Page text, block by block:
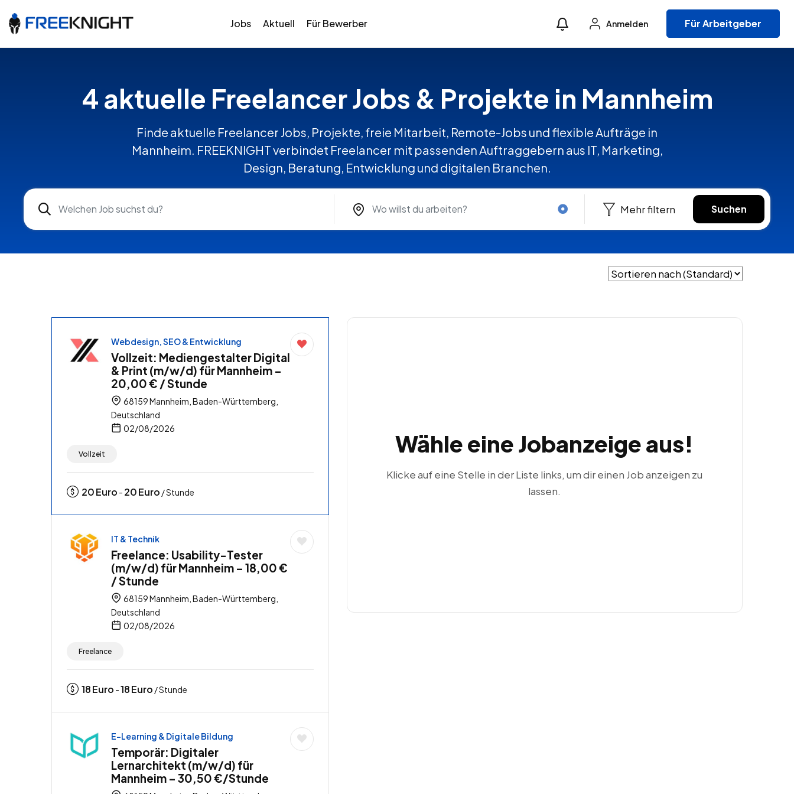
Jobs Aktuell Für Bewerber Anmelden Für Arbeitgeber
4 aktuelle Freelancer Jobs & Projekte in Mannheim
Finde aktuelle Freelancer Jobs, Projekte, freie Mitarbeit, Remote-Jobs und flexible Aufträge in
Mannheim. FREEKNIGHT verbindet Freelancer mit passenden Auftraggebern aus IT, Marketing,
Design, Beratung, Entwicklung und digitalen Branchen.
Mehr filtern Suchen
Webdesign, SEO & Entwicklung
Vollzeit: Mediengestalter Digital
& Print (m/w/d) für Mannheim –
20,00 € / Stunde
68159 Mannheim, Baden-Württemberg,
Deutschland
02/08/2026
Vollzeit
20Euro - 20Euro / Stunde
IT & Technik
Freelance: Usability-Tester
(m/w/d) für Mannheim – 18,00 €
/ Stunde
68159 Mannheim, Baden-Württemberg,
Deutschland
02/08/2026
Freelance
18Euro -18Euro / Stunde
E-Learning & Digitale Bildung
Temporär: Digitaler
Lernarchitekt (m/w/d) für
Mannheim – 30,50 €/Stunde
Wähle eine Jobanzeige aus!
Klicke auf eine Stelle in der Liste links, um dir einen Job anzeigen zu
lassen.